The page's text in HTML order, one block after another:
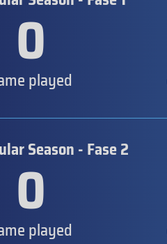
0
played
Season - Fase 2
0
played